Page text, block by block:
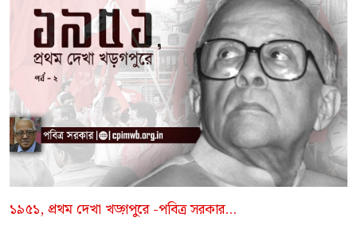
১৯৫১, প্রথম দেখা খড়্গপুরে -পবিত্র সরকার…